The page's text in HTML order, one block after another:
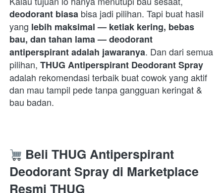
deodorant biasa bisa jadi pilihan. Tapi buat hasil
yang lebih maksimal — ketiak kering, bebas
bau, dan tahan lama — deodorant
antiperspirant adalah jawaranya. Dan dari semua
pilihan, THUG Antiperspirant Deodorant Spray
adalah rekomendasi terbaik buat cowok yang aktif
dan mau tampil pede tanpa gangguan keringat &
bau badan.
Beli THUG Antiperspirant
Deodorant Spray di Marketplace
Resmi THUG